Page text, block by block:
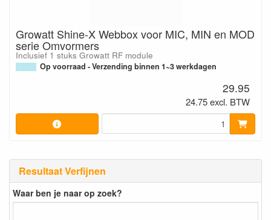
Resultaat Verfijnen
Waar ben je naar op zoek?
Growatt Shine-X Webbox voor MIC, MIN en MOD
serie Omvormers
Inclusief 1 stuks Growatt RF module
Op voorraad - Verzending binnen 1~3 werkdagen
29.95
24.75 excl. BTW